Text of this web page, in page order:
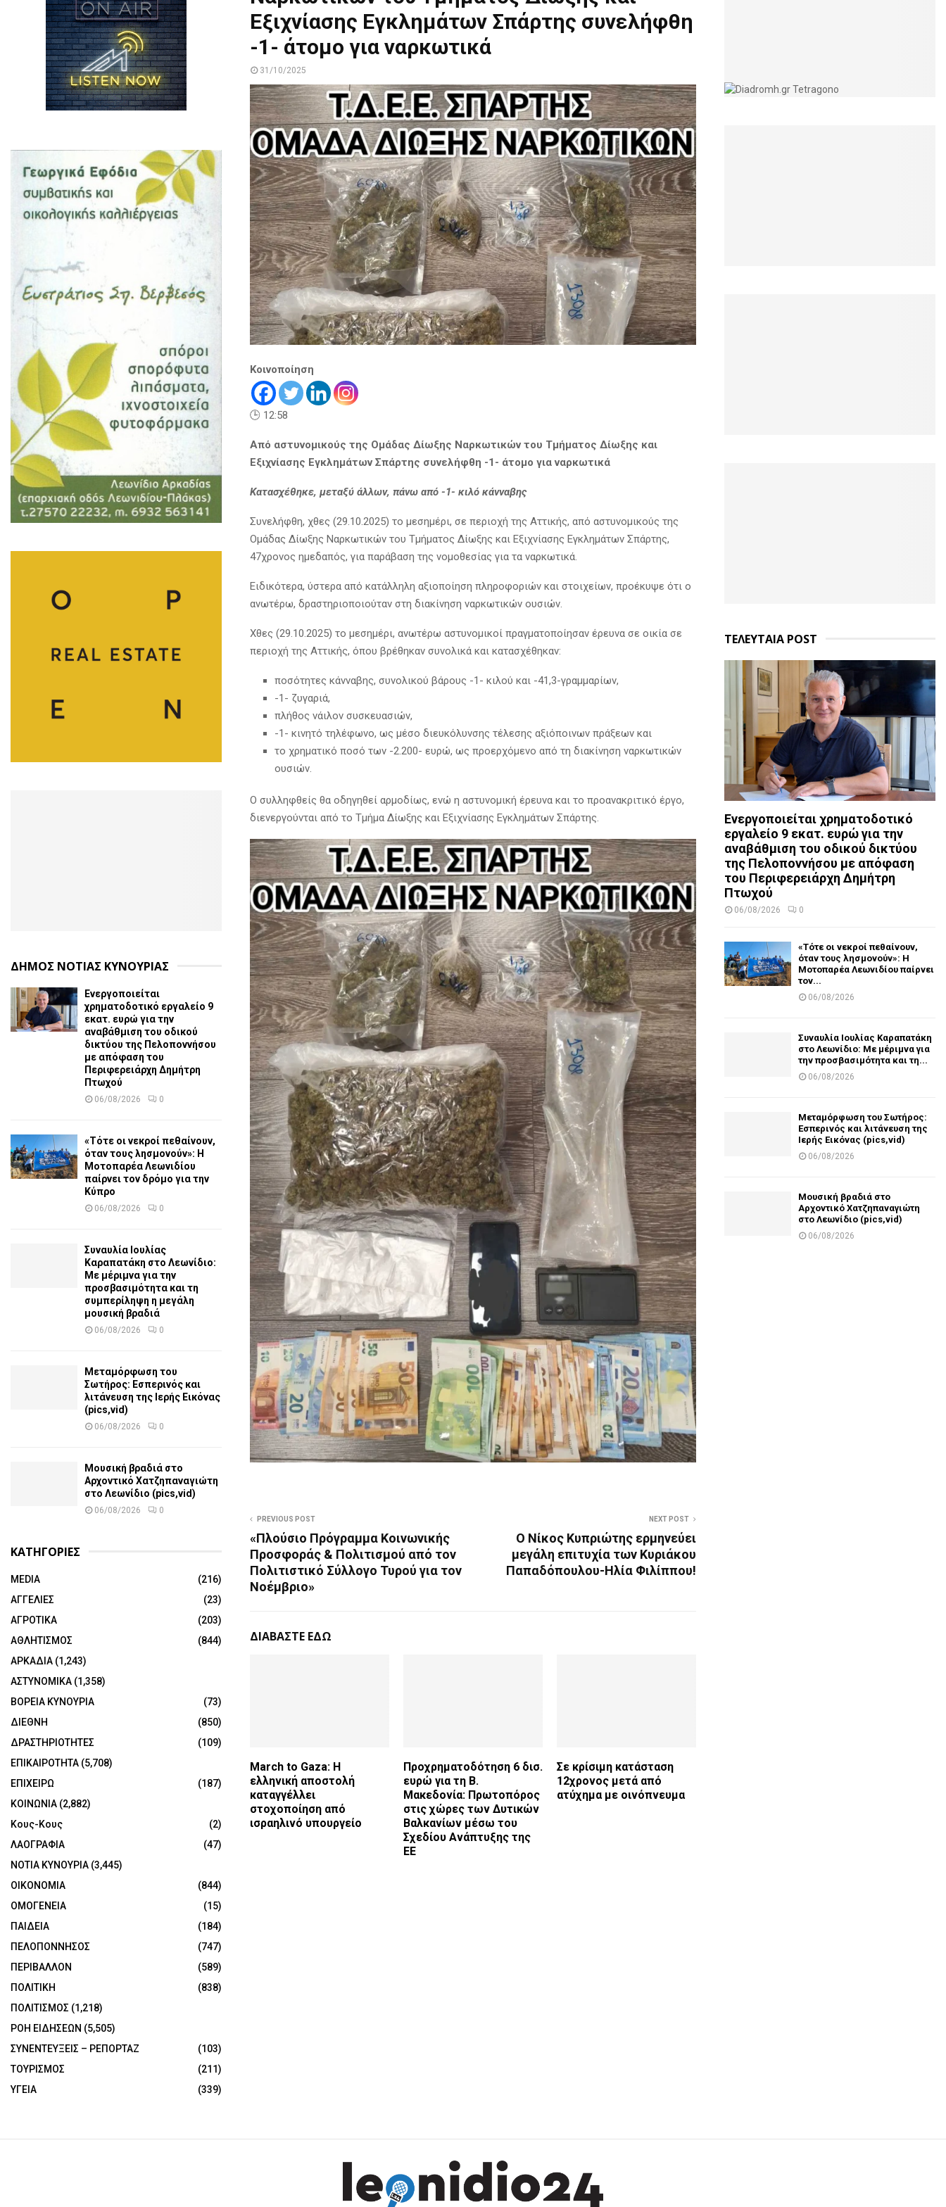
Εξιχνίασης Εγκλημάτων Σπάρτης συνελήφθη
-1- άτομο για ναρκωτικά
31/10/2025
Κοινοποίηση
🕒 12:58
Από αστυνομικούς της Ομάδας Δίωξης Ναρκωτικών του Τμήματος Δίωξης και
Εξιχνίασης Εγκλημάτων Σπάρτης συνελήφθη -1- άτομο για ναρκωτικά
Κατασχέθηκε, μεταξύ άλλων, πάνω από -1- κιλό κάνναβης
Συνελήφθη, χθες (29.10.2025) το μεσημέρι, σε περιοχή της Αττικής, από αστυνομικούς της
Ομάδας Δίωξης Ναρκωτικών του Τμήματος Δίωξης και Εξιχνίασης Εγκλημάτων Σπάρτης,
47χρονος ημεδαπός, για παράβαση της νομοθεσίας για τα ναρκωτικά.
Ειδικότερα, ύστερα από κατάλληλη αξιοποίηση πληροφοριών και στοιχείων, προέκυψε ότι ο
ανωτέρω, δραστηριοποιούταν στη διακίνηση ναρκωτικών ουσιών.
Χθες (29.10.2025) το μεσημέρι, ανωτέρω αστυνομικοί πραγματοποίησαν έρευνα σε οικία σε
περιοχή της Αττικής, όπου βρέθηκαν συνολικά και κατασχέθηκαν:
ποσότητες κάνναβης, συνολικού βάρους -1- κιλού και -41,3-γραμμαρίων,
-1- ζυγαριά,
πλήθος νάιλον συσκευασιών,
-1- κινητό τηλέφωνο, ως μέσο διευκόλυνσης τέλεσης αξιόποινων πράξεων και
το χρηματικό ποσό των -2.200- ευρώ, ως προερχόμενο από τη διακίνηση ναρκωτικών
ουσιών.
Ο συλληφθείς θα οδηγηθεί αρμοδίως, ενώ η αστυνομική έρευνα και το προανακριτικό έργο,
διενεργούνται από το Τμήμα Δίωξης και Εξιχνίασης Εγκλημάτων Σπάρτης.
PREVIOUS POST
«Πλούσιο Πρόγραμμα Κοινωνικής
Προσφοράς & Πολιτισμού από τον
Πολιτιστικό Σύλλογο Τυρού για τον
Νοέμβριο»
NEXT POST
Ο Νίκος Κυπριώτης ερμηνεύει
μεγάλη επιτυχία των Κυριάκου
Παπαδόπουλου-Ηλία Φιλίππου!
ΔΙΑΒΑΣΤΕ ΕΔΩ
March to Gaza: Η
ελληνική αποστολή
καταγγέλλει
στοχοποίηση από
ισραηλινό υπουργείο
Προχρηματοδότηση 6 δισ.
ευρώ για τη Β.
Μακεδονία: Πρωτοπόρος
στις χώρες των Δυτικών
Βαλκανίων μέσω του
Σχεδίου Ανάπτυξης της
ΕΕ
Σε κρίσιμη κατάσταση
12χρονος μετά από
ατύχημα με οινόπνευμα
ΔΗΜΟΣ ΝΟΤΙΑΣ ΚΥΝΟΥΡΙΑΣ
Ενεργοποιείται
χρηματοδοτικό εργαλείο 9
εκατ. ευρώ για την
αναβάθμιση του οδικού
δικτύου της Πελοποννήσου
με απόφαση του
Περιφερειάρχη Δημήτρη
Πτωχού
06/08/2026 0
«Τότε οι νεκροί πεθαίνουν,
όταν τους λησμονούν»: Η
Μοτοπαρέα Λεωνιδίου
παίρνει τον δρόμο για την
Κύπρο
06/08/2026 0
Συναυλία Ιουλίας
Καραπατάκη στο Λεωνίδιο:
Με μέριμνα για την
προσβασιμότητα και τη
συμπερίληψη η μεγάλη
μουσική βραδιά
06/08/2026 0
Μεταμόρφωση του
Σωτήρος: Εσπερινός και
λιτάνευση της Ιερής Εικόνας
(pics,vid)
06/08/2026 0
Μουσική βραδιά στο
Αρχοντικό Χατζηπαναγιώτη
στο Λεωνίδιο (pics,vid)
06/08/2026 0
ΚΑΤΗΓΟΡΙΕΣ
MEDIA
(216)
ΑΓΓΕΛΙΕΣ
(23)
ΑΓΡΟΤΙΚΑ
(203)
ΑΘΛΗΤΙΣΜΟΣ
(844)
ΑΡΚΑΔΙΑ (1,243)
ΑΣΤΥΝΟΜΙΚΑ (1,358)
ΒΟΡΕΙΑ ΚΥΝΟΥΡΙΑ
(73)
ΔΙΕΘΝΗ
(850)
ΔΡΑΣΤΗΡΙΟΤΗΤΕΣ
(109)
ΕΠΙΚΑΙΡΟΤΗΤΑ (5,708)
ΕΠΙΧΕΙΡΩ
(187)
ΚΟΙΝΩΝΙΑ (2,882)
Κους-Κους
(2)
ΛΑΟΓΡΑΦΙΑ
(47)
ΝΟΤΙΑ ΚΥΝΟΥΡΙΑ (3,445)
ΟΙΚΟΝΟΜΙΑ
(844)
ΟΜΟΓΕΝΕΙΑ
(15)
ΠΑΙΔΕΙΑ
(184)
ΠΕΛΟΠΟΝΝΗΣΟΣ
(747)
ΠΕΡΙΒΑΛΛΟΝ
(589)
ΠΟΛΙΤΙΚΗ
(838)
ΠΟΛΙΤΙΣΜΟΣ (1,218)
ΡΟΗ ΕΙΔΗΣΕΩΝ (5,505)
ΣΥΝΕΝΤΕΥΞΕΙΣ – ΡΕΠΟΡΤΑΖ
(103)
ΤΟΥΡΙΣΜΟΣ
(211)
ΥΓΕΙΑ
(339)
ΤΕΛΕΥΤΑΙΑ POST
Ενεργοποιείται χρηματοδοτικό
εργαλείο 9 εκατ. ευρώ για την
αναβάθμιση του οδικού δικτύου
της Πελοποννήσου με απόφαση
του Περιφερειάρχη Δημήτρη
Πτωχού
06/08/2026 0
«Τότε οι νεκροί πεθαίνουν,
όταν τους λησμονούν»: Η
Μοτοπαρέα Λεωνιδίου παίρνει
τον...
06/08/2026
Συναυλία Ιουλίας Καραπατάκη
στο Λεωνίδιο: Με μέριμνα για
την προσβασιμότητα και τη...
06/08/2026
Μεταμόρφωση του Σωτήρος:
Εσπερινός και λιτάνευση της
Ιερής Εικόνας (pics,vid)
06/08/2026
Μουσική βραδιά στο
Αρχοντικό Χατζηπαναγιώτη
στο Λεωνίδιο (pics,vid)
06/08/2026